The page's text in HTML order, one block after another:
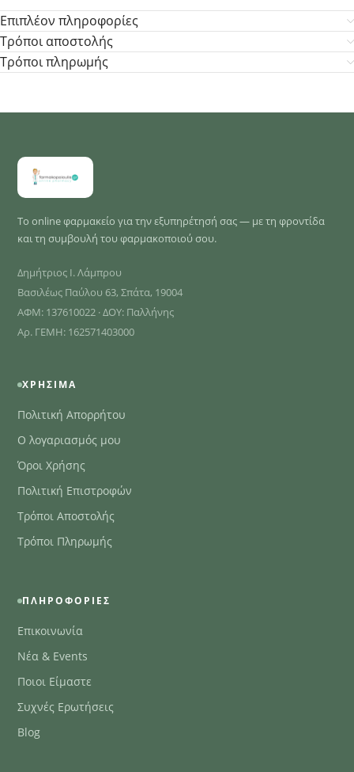
Επιπλέον πληροφορίες
Τρόποι αποστολής
Τρόποι πληρωμής
Το online φαρμακείο για την εξυπηρέτησή σας — με τη φροντίδα
και τη συμβουλή του φαρμακοποιού σου.
Δημήτριος Ι. Λάμπρου
Βασιλέως Παύλου 63, Σπάτα, 19004
ΑΦΜ: 137610022 · ΔΟΥ: Παλλήνης
Αρ. ΓΕΜΗ: 162571403000
ΧΡΉΣΙΜΑ
Πολιτική Απορρήτου
Ο λογαριασμός μου
Όροι Χρήσης
Πολιτική Επιστροφών
Τρόποι Αποστολής
Τρόποι Πληρωμής
ΠΛΗΡΟΦΟΡΊΕΣ
Επικοινωνία
Νέα & Events
Ποιοι Είμαστε
Συχνές Ερωτήσεις
Blog